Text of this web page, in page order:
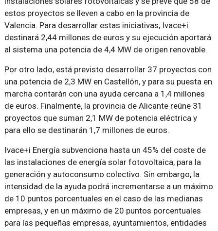
estos proyectos se lleven a cabo en la provincia de
Valencia. Para desarrollar estas iniciativas, Ivace+i
destinará 2,44 millones de euros y su ejecución aportará
al sistema una potencia de 4,4 MW de origen renovable.
Por otro lado, está previsto desarrollar 37 proyectos con
una potencia de 2,3 MW en Castellón, y para su puesta en
marcha contarán con una ayuda cercana a 1,4 millones
de euros. Finalmente, la provincia de Alicante reúne 31
proyectos que suman 2,1 MW de potencia eléctrica y
para ello se destinarán 1,7 millones de euros.
Ivace+i Energía subvenciona hasta un 45% del coste de
las instalaciones de energía solar fotovoltaica, para la
generación y autoconsumo colectivo. Sin embargo, la
intensidad de la ayuda podrá incrementarse a un máximo
de 10 puntos porcentuales en el caso de las medianas
empresas, y en un máximo de 20 puntos porcentuales
para las pequeñas empresas, ayuntamientos, entidades